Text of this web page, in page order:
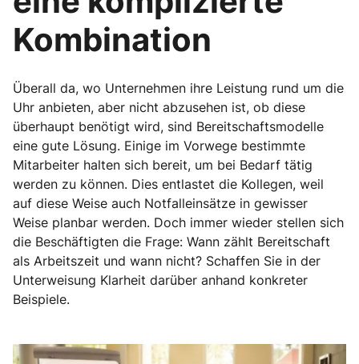
Kombination
Überall da, wo Unternehmen ihre Leistung rund um die
Uhr anbieten, aber nicht abzusehen ist, ob diese
überhaupt benötigt wird, sind Bereitschaftsmodelle
eine gute Lösung. Einige im Vorwege bestimmte
Mitarbeiter halten sich bereit, um bei Bedarf tätig
werden zu können. Dies entlastet die Kollegen, weil
auf diese Weise auch Notfalleinsätze in gewisser
Weise planbar werden. Doch immer wieder stellen sich
die Beschäftigten die Frage: Wann zählt Bereitschaft
als Arbeitszeit und wann nicht? Schaffen Sie in der
Unterweisung Klarheit darüber anhand konkreter
Beispiele.